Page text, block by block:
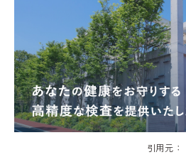
引用元：